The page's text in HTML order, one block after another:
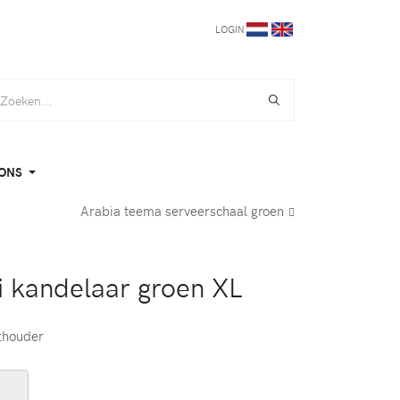
LOGIN
Arabia teema serveerschaal groen
groen XL